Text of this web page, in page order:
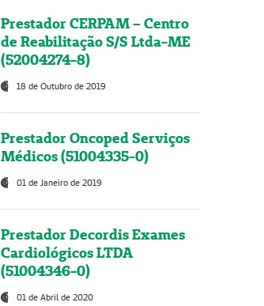
Prestador CERPAM – Centro
de Reabilitação S/S Ltda-ME
(52004274-8)
18 de Outubro de 2019
Prestador Oncoped Serviços
Médicos (51004335-0)
01 de Janeiro de 2019
Prestador Decordis Exames
Cardiológicos LTDA
(51004346-0)
01 de Abril de 2020